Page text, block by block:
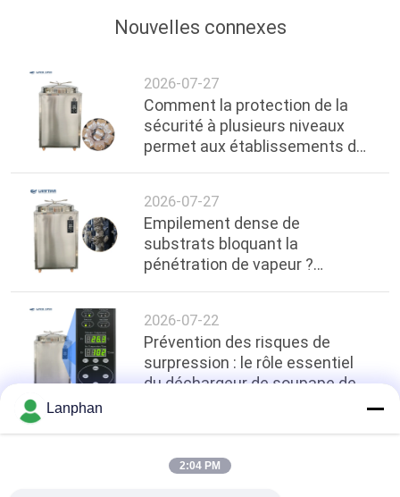
Nouvelles connexes
2026-07-27
Comment la protection de la
sécurité à plusieurs niveaux
permet aux établissements de
courant à haute température
dans les autoclaves de 200
litres
2026-07-27
Empilement dense de
substrats bloquant la
pénétration de vapeur ?
l'uniformité de la température
dans les autoclaves verticaux
de 200 L
2026-07-22
Prévention des risques de
surpression : le rôle essentiel
du déchargeur de soupape de
sécurité précis ≥0,17 MPa dans
top
Lanphan
2:04 PM